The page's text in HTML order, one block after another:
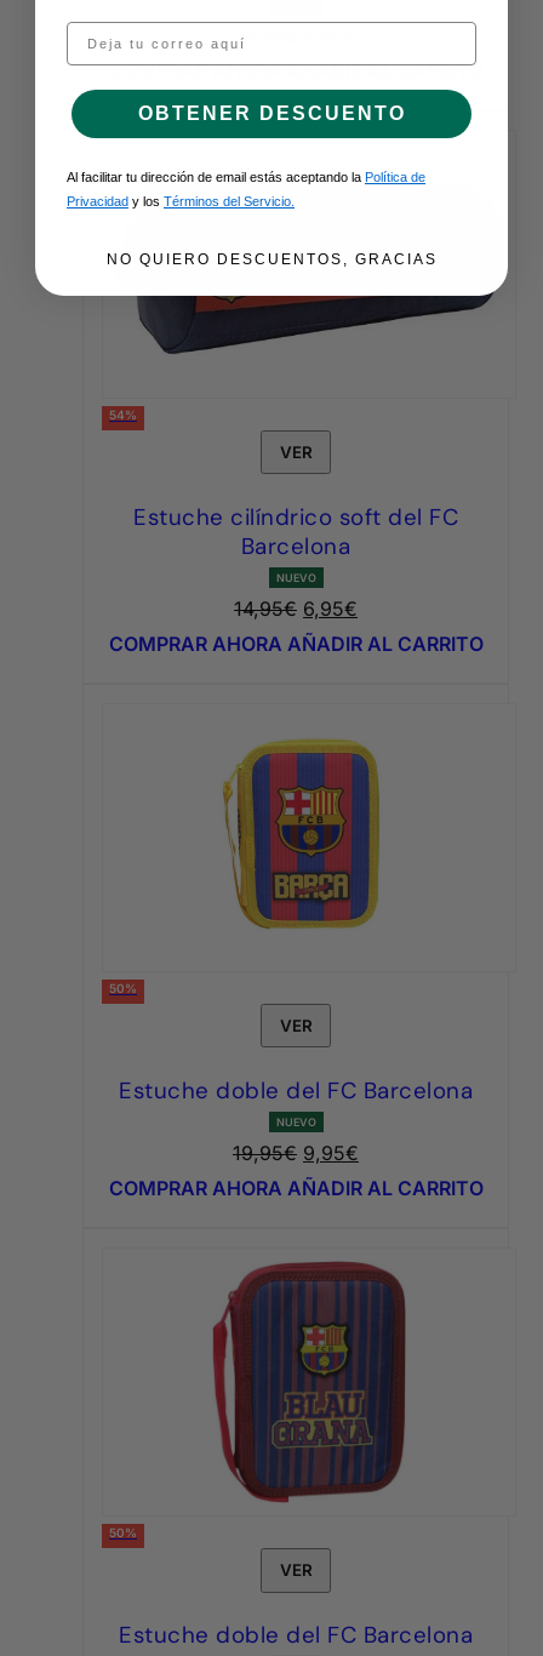
14,95
precio
original
era:
precio
actual
es:
COMPRAR AHORAAÑADIR AL CARRITO
54%
VER
Estuche cilíndrico soft del FC
Barcelona
NUEVO
14,95€ El
precio
6,95€
precio
COMPRAR AHORA AÑADIR AL CARRITO
50%
VER
Estuche doble del FC Barcelona
NUEVO
19,95€ El
precio
19,95€.
9,95€
precio
9,95€.
COMPRAR AHORA AÑADIR AL CARRITO
50%
VER
Estuche doble del FC Barcelona
Email
OBTENER DESCUENTO
Al facilitar tu dirección de email estás aceptando la Política de
Privacidad y los Términos del Servicio.
NO QUIERO DESCUENTOS, GRACIAS